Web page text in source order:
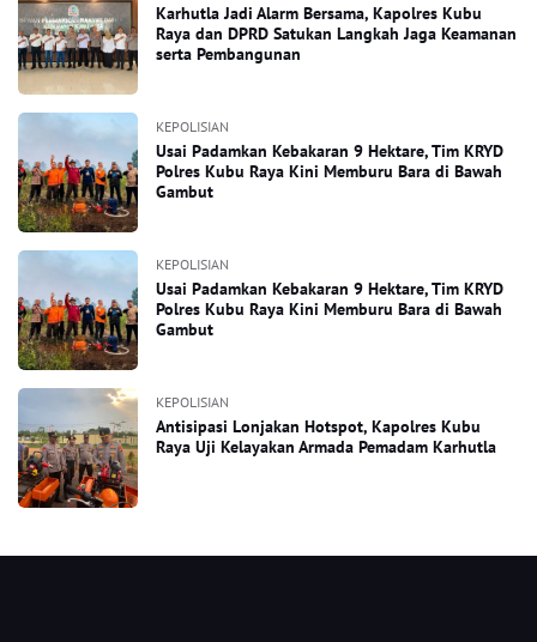
Karhutla Jadi Alarm Bersama, Kapolres Kubu
Raya dan DPRD Satukan Langkah Jaga Keamanan
serta Pembangunan
KEPOLISIAN
Usai Padamkan Kebakaran 9 Hektare, Tim KRYD
Polres Kubu Raya Kini Memburu Bara di Bawah
Gambut
KEPOLISIAN
Usai Padamkan Kebakaran 9 Hektare, Tim KRYD
Polres Kubu Raya Kini Memburu Bara di Bawah
Gambut
KEPOLISIAN
Antisipasi Lonjakan Hotspot, Kapolres Kubu
Raya Uji Kelayakan Armada Pemadam Karhutla